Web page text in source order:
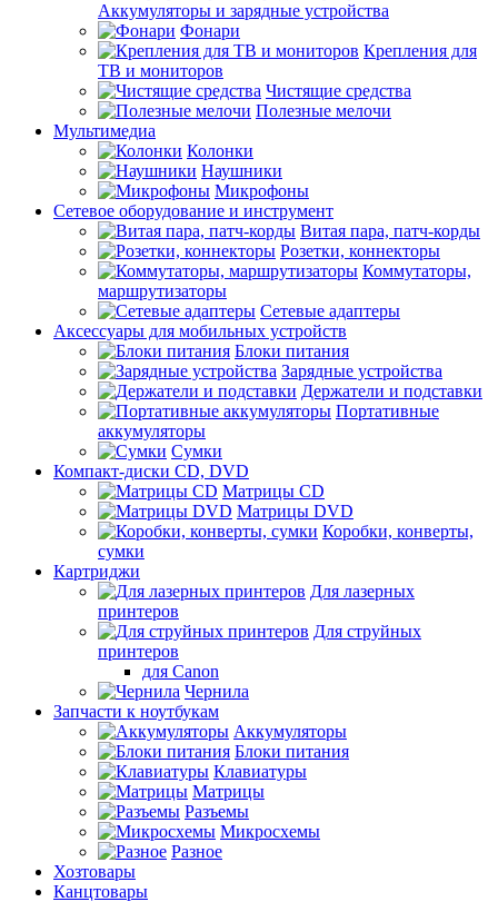
Аккумуляторы и зарядные устройства
Фонари
Крепления для
ТВ и мониторов
Чистящие средства
Полезные мелочи
Мультимедиа
Колонки
Наушники
Микрофоны
Сетевое оборудование и инструмент
Витая пара, патч-корды
Розетки, коннекторы
Коммутаторы,
маршрутизаторы
Сетевые адаптеры
Аксессуары для мобильных устройств
Блоки питания
Зарядные устройства
Держатели и подставки
Портативные
аккумуляторы
Сумки
Компакт-диски CD, DVD
Матрицы CD
Матрицы DVD
Коробки, конверты,
сумки
Картриджи
Для лазерных
принтеров
Для струйных
принтеров
для Canon
Чернила
Запчасти к ноутбукам
Аккумуляторы
Блоки питания
Клавиатуры
Матрицы
Разъемы
Микросхемы
Разное
Хозтовары
Канцтовары